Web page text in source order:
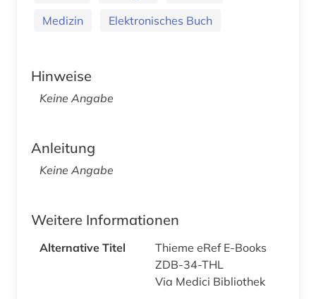
Medizin
Elektronisches Buch
Hinweise
Keine Angabe
Anleitung
Keine Angabe
Weitere Informationen
Alternative Titel
Thieme eRef E-Books
ZDB-34-THL
Via Medici Bibliothek